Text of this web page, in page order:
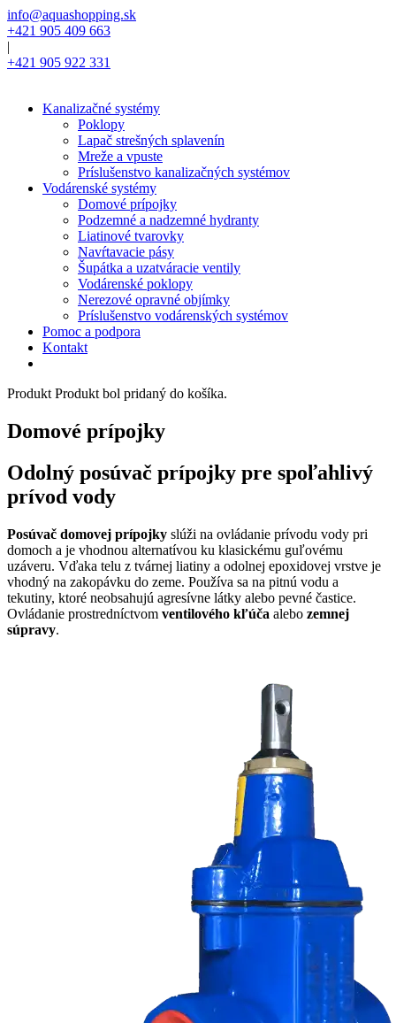
info@aquashopping.sk
+421 905 409 663
|
+421 905 922 331
Kanalizačné systémy
Poklopy
Lapač strešných splavenín
Mreže a vpuste
Príslušenstvo kanalizačných systémov
Vodárenské systémy
Domové prípojky
Podzemné a nadzemné hydranty
Liatinové tvarovky
Navŕtavacie pásy
Šupátka a uzatváracie ventily
Vodárenské poklopy
Nerezové opravné objímky
Príslušenstvo vodárenských systémov
Pomoc a podpora
Kontakt
Produkt Produkt bol pridaný do košíka.
Domové prípojky
Odolný posúvač prípojky pre spoľahlivý
prívod vody
Posúvač domovej prípojky slúži na ovládanie prívodu vody pri
domoch a je vhodnou alternatívou ku klasickému guľovému
uzáveru. Vďaka telu z tvárnej liatiny a odolnej epoxidovej vrstve je
vhodný na zakopávku do zeme. Používa sa na pitnú vodu a
tekutiny, ktoré neobsahujú agresívne látky alebo pevné častice.
Ovládanie prostredníctvom ventilového kľúča alebo zemnej
súpravy.